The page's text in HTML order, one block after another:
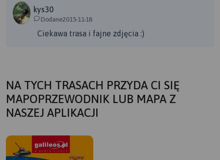
kys30
Dodane2015-11-18
Ciekawa trasa i fajne zdjęcia :)
NA TYCH TRASACH PRZYDA CI SIĘ
MAPOPRZEWODNIK LUB MAPA Z
NASZEJ APLIKACJI